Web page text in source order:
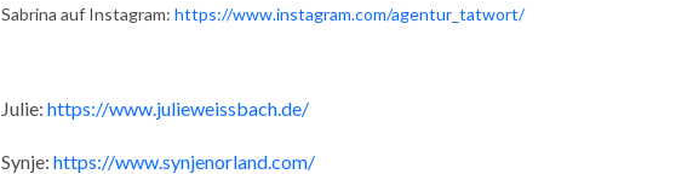
Sabrina auf Instagram: https://www.instagram.com/agentur_tatwort/
Julie: https://www.julieweissbach.de/
Synje: https://www.synjenorland.com/